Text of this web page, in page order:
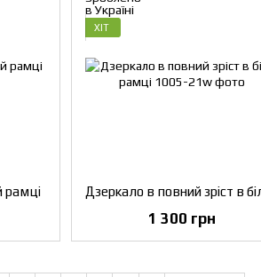
рамці
ХІТ
1 300 грн